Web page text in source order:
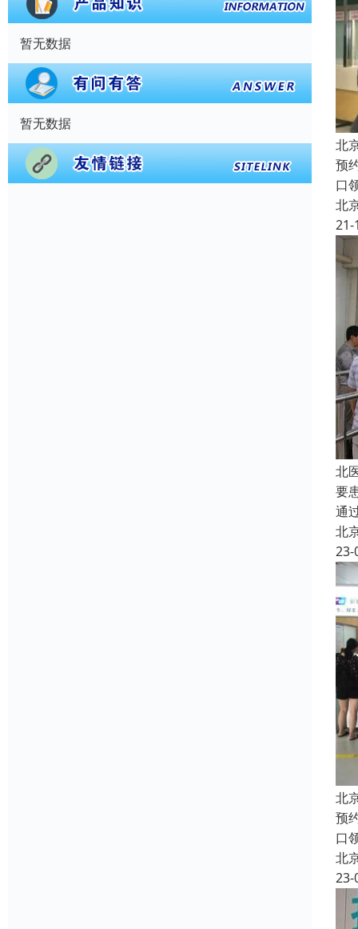
暂无数据
暂无数据
北
预
口
北
21-
北
要
通
北
23-
北
预
口
北
23-